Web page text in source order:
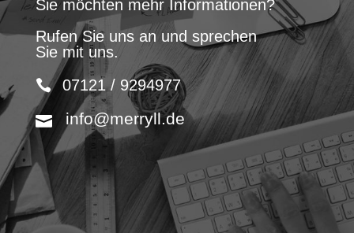
Sie möchten mehr Informationen?
Rufen Sie uns an und sprechen
Sie mit uns.
07121 / 9294977
info@merryll.de